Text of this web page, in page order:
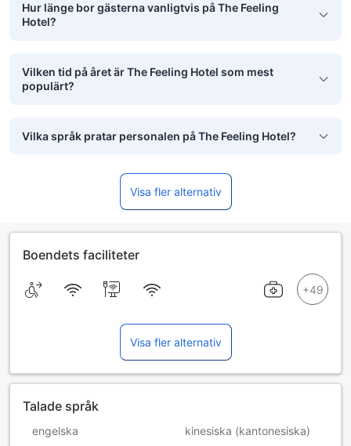
Hur länge bor gästerna vanligtvis på The Feeling
Hotel?
Vilken tid på året är The Feeling Hotel som mest
populärt?
Vilka språk pratar personalen på The Feeling Hotel?
Visa fler alternativ
Boendets faciliteter
Visa fler alternativ
Talade språk
engelska kinesiska (kantonesiska)